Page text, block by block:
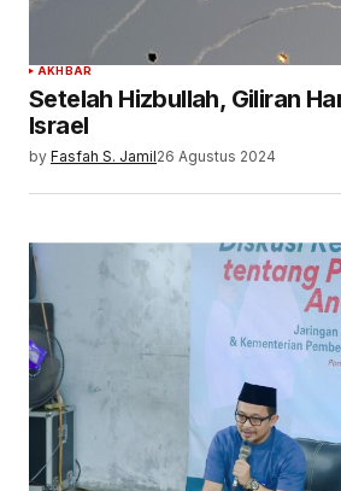
AKHBAR
Setelah Hizbullah, Giliran
Israel
by Fasfah S. Jamil26 Agustus 2024